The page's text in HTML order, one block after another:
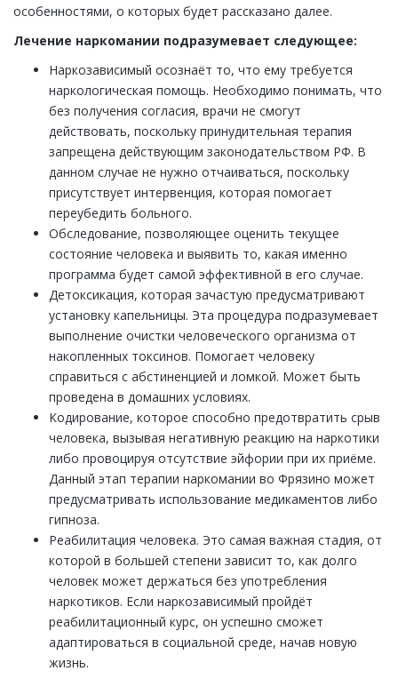
особенностями, о которых будет рассказано далее.
Лечение наркомании подразумевает следующее:
Наркозависимый осознаёт то, что ему требуется
наркологическая помощь. Необходимо понимать, что
без получения согласия, врачи не смогут
действовать, поскольку принудительная терапия
запрещена действующим законодательством РФ. В
данном случае не нужно отчаиваться, поскольку
присутствует интервенция, которая помогает
переубедить больного.
Обследование, позволяющее оценить текущее
состояние человека и выявить то, какая именно
программа будет самой эффективной в его случае.
Детоксикация, которая зачастую предусматривают
установку капельницы. Эта процедура подразумевает
выполнение очистки человеческого организма от
накопленных токсинов. Помогает человеку
справиться с абстиненцией и ломкой. Может быть
проведена в домашних условиях.
Кодирование, которое способно предотвратить срыв
человека, вызывая негативную реакцию на наркотики
либо провоцируя отсутствие эйфории при их приёме.
Данный этап терапии наркомании во Фрязино может
предусматривать использование медикаментов либо
гипноза.
Реабилитация человека. Это самая важная стадия, от
которой в большей степени зависит то, как долго
человек может держаться без употребления
наркотиков. Если наркозависимый пройдёт
реабилитационный курс, он успешно сможет
адаптироваться в социальной среде, начав новую
жизнь.